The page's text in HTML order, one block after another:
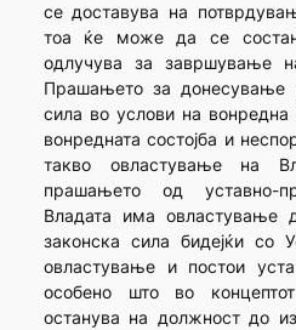
се доставува на
тоа ќе може да се
одлучува за завршување
Прашањето за донесување
сила во услови на вонредна
вонредната состојба и
такво овластување на
прашањето од уставно-
Владата има овластување
законска сила бидејќи со
овластување и постои
особено што во
останува на должност до